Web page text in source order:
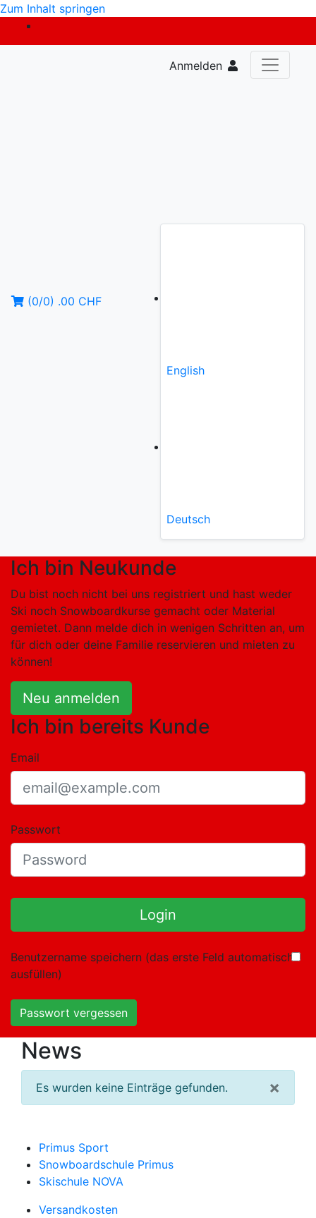
Zum Inhalt springen
Anmelden
English
Deutsch
(0/0) .00 CHF
Ich bin Neukunde
Du bist noch nicht bei uns registriert und hast weder
Ski noch Snowboardkurse gemacht oder Material
gemietet. Dann melde dich in wenigen Schritten an, um
für dich oder deine Familie reservieren und mieten zu
können!
Neu anmelden
Ich bin bereits Kunde
Email
Passwort
Login
Benutzername speichern (das erste Feld automatisch
ausfüllen)
Passwort vergessen
News
Es wurden keine Einträge gefunden. ×
Primus Sport
Snowboardschule Primus
Skischule NOVA
Versandkosten